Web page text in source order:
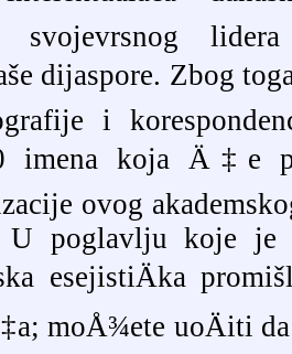
svojevrsnog
dijaspore. Zbog
i
imena koja Ä‡e
ovog
poglavlju koje je
esejistiÄka
moÅ¾ete uoÄiti